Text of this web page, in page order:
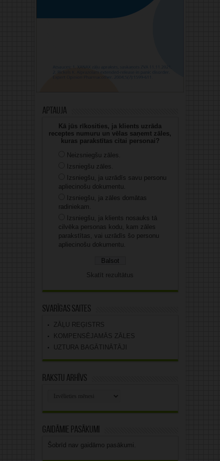
Aptauja
Kā jūs rīkosities, ja klients uzrāda
receptes numuru un vēlas saņemt zāles,
kuras parakstītas citai personai?
Neizsniegšu zāles.
Izsniegšu zāles.
Izsniegšu, ja uzrādīs savu personu
apliecinošu dokumentu.
Izsniegšu, ja zāles domātas
radiniekam.
Izsniegšu, ja klients nosauks tā
cilvēka personas kodu, kam zāles
parakstītas, vai uzrādīs šo personu
apliecinošu dokumentu.
Skatīt rezultātus
Svarīgas saites
ZĀĻU REĢISTRS
KOMPENSĒJAMĀS ZĀLES
UZTURA BAGĀTINĀTĀJI
Rakstu arhīvs
Gaidāmie pasākumi
Šobrīd nav gaidāmo pasākumi.